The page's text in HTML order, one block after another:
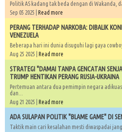
Politik AS kadang tak beda dengan di Wakanda,
Sep 05 2025 | Read more
PERANG TERHADAP NARKOBA: DIBALIK
VENEZUELA
Beberapa hari ini dunia disuguhi lagi gaya
Aug 25 2025 | Read more
STRATEGI "DAMAI TANPA GENCATAN
TRUMP HENTIKAN PERANG RUSIA-UKRAINA
Pertemuan antara dua pemimpin negara
dan...
Aug 21 2025 | Read more
ADA SULAPAN POLITIK "BLAME GAME" DI
Taktik main cari kesalahan mesti diwaspadai